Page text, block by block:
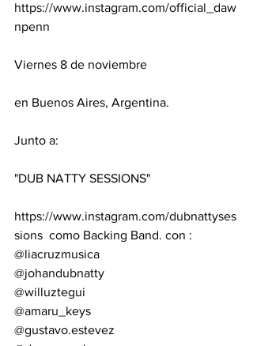
https://www.instagram.com/official_daw
npenn
Viernes 8 de noviembre
en Buenos Aires, Argentina.
Junto a:
"DUB NATTY SESSIONS"
https://www.instagram.com/dubnattyses
sions  como Backing Band. con :
@liacruzmusica
@johandubnatty
@willuztegui
@amaru_keys
@gustavo.estevez